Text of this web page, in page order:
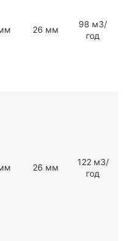
26 мм
98 мЗ/
год
26 мм
122 мЗ/
год